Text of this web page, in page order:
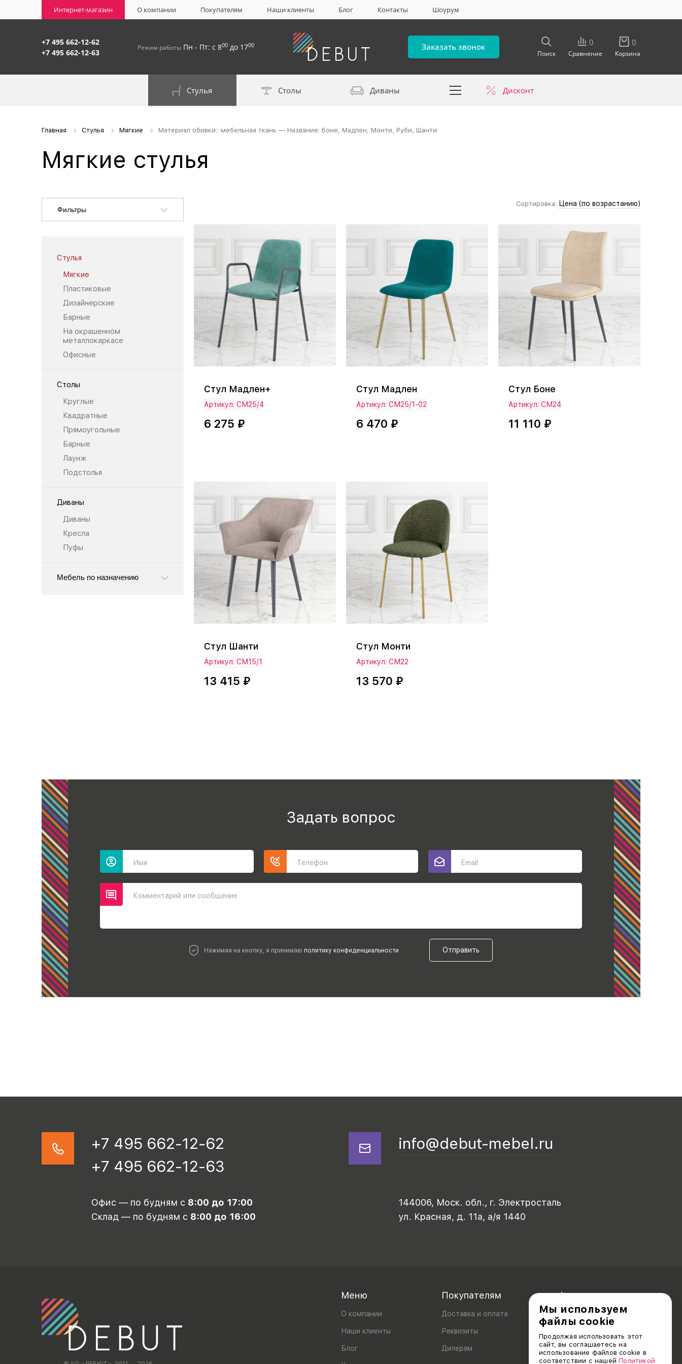
Интернет-магазин О компании Покупателям Наши клиенты Блог Контакты Шоурум
+7 495 662-12-62
+7 495 662-12-63
Режим работы Пн - Пт: с 800 до 1700 Заказать звонок
Поиск
0
Сравнение
0
Корзина
Стулья Столы Диваны Дисконт
Главная Стулья Мягкие Материал обивки:: мебельная ткань — Название: Боне, Мадлен, Монти, Руби, Шанти
Мягкие стулья
Фильтры
Стулья
Мягкие
Пластиковые
Дизайнерские
Барные
На окрашенном
металлокаркасе
Офисные
Столы
Круглые
Квадратные
Прямоугольные
Барные
Лаунж
Подстолья
Диваны
Диваны
Кресла
Пуфы
Мебель по назначению
Сортировка: Цена (по возрастанию)
Стул Мадлен+
Артикул: СМ25/4
6 275 ₽
Стул Мадлен
Артикул: СМ25/1-02
6 470 ₽
Стул Боне
Артикул: СМ24
11 110 ₽
Стул Шанти
Артикул: СМ15/1
13 415 ₽
Стул Монти
Артикул: СМ22
13 570 ₽
Задать вопрос
Имя Телефон Email
Комментарий или сообщение
Нажимая на кнопку, я принимаю политику конфиденциальности Отправить
+7 495 662-12-62
+7 495 662-12-63
info@debut-mebel.ru
Офис — по будням с 8:00 до 17:00
Склад — по будням с 8:00 до 16:00
144006, Моск. обл., г. Электросталь
ул. Красная, д. 11а, а/я 1440
Меню
О компании
Наши клиенты
Блог
Покупателям
Доставка и оплата
Реквизиты
Дилерам
Акционерам
Мы используем
файлы cookie
Продолжая использовать этот
сайт, вы соглашаетесь на
использование файлов cookie в
соответствии с нашейПолитикой